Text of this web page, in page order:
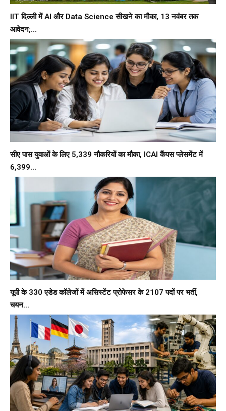
IIT दिल्ली में AI और Data Science सीखने का मौका, 13 नवंबर तक
आवेदन;...
सीए पास युवाओं के लिए 5,339 नौकरियों का मौका, ICAI कैंपस प्लेसमेंट में
6,399...
यूपी के 330 एडेड कॉलेजों में असिस्टेंट प्रोफेसर के 2107 पदों पर भर्ती,
चयन...